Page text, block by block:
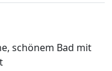
schönem Bad mit